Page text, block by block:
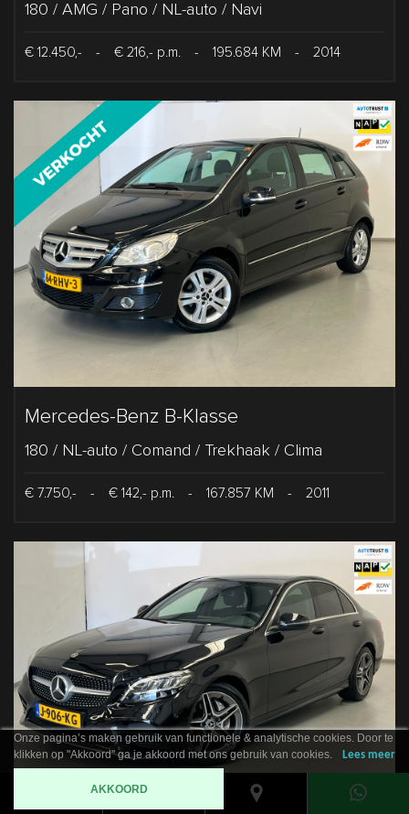
180 / AMG / Pano / NL-auto / Navi
€ 12.450,- - € 216,- p.m. - 195.684 KM - 2014
Mercedes-Benz B-Klasse
180 / NL-auto / Comand / Trekhaak / Clima
€ 7.750,- - € 142,- p.m. - 167.857 KM - 2011
Onze pagina’s maken gebruik van functionele & analytische cookies. Door te
klikken op "Akkoord" ga je akkoord met ons gebruik van cookies.
Lees meer
AKKOORD